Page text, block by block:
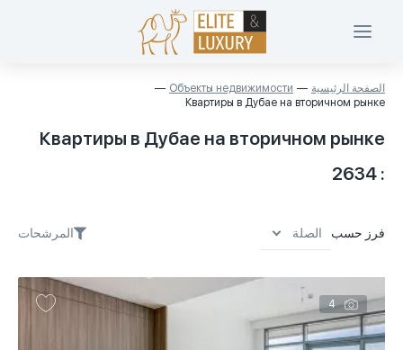
الصفحة الرئيسية
Объекты недвижимости
Квартиры в Дубае на вторичном рынке
Квартиры в Дубае на вторичном рынке
: 2634
فرز حسب الصلة
السعر تصاعدي
السعر التنازلي
المرشحات
4